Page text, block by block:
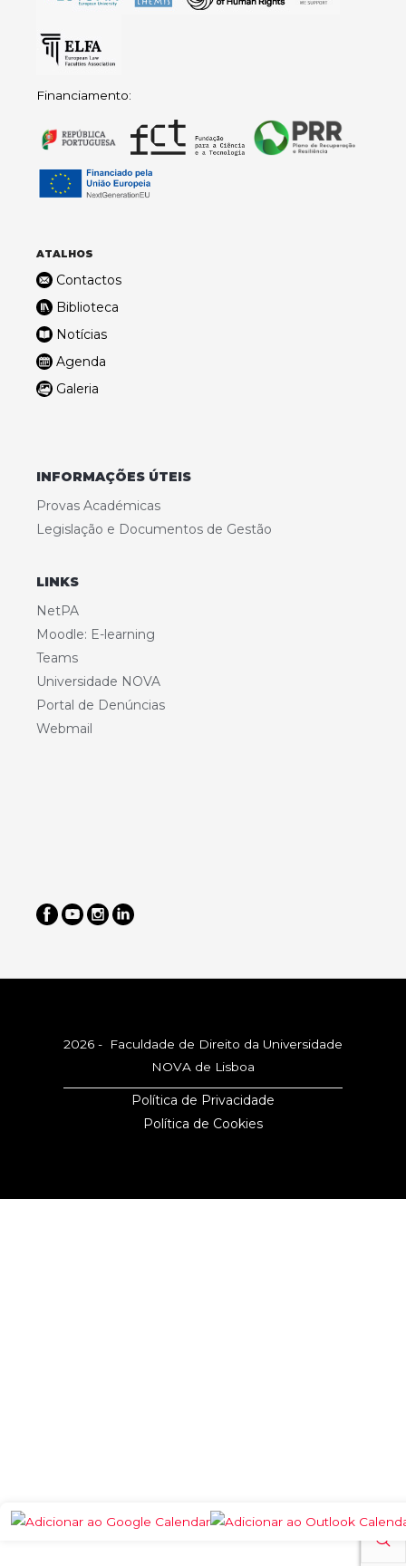
Financiamento:
ATALHOS
Contactos
Biblioteca
Notícias
Agenda
Galeria
INFORMAÇÕES ÚTEIS
Provas Académicas
Legislação e Documentos de Gestão
LINKS
NetPA
Moodle: E-learning
Teams
Universidade NOVA
Portal de Denúncias
Webmail
2026 - Faculdade de Direito da Universidade
NOVA de Lisboa
Política de Privacidade
Política de Cookies